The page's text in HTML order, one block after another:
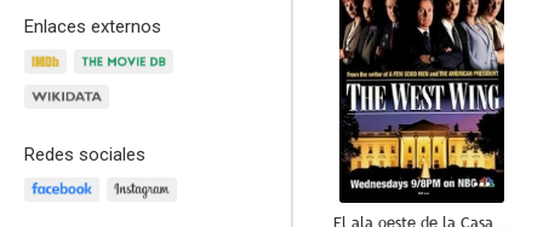
Enlaces externos
Redes sociales
El ala oeste de la Casa Blanca